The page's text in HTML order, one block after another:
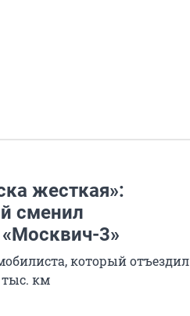
жесткая»:
сменил
3»
который отъездил
тыс. км